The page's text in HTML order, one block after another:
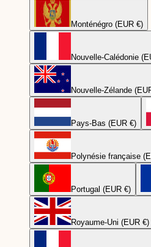
Monténégro (EUR €)
Nouvelle-Calédonie
Nouvelle-Zélande
Pays-Bas (EUR €)
Polynésie française
Portugal (EUR €)
Royaume-Uni (EUR €)